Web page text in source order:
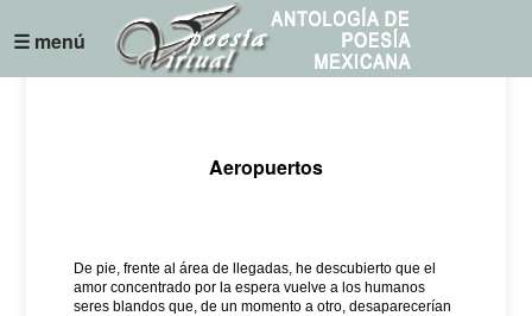
☰ menú
Aeropuertos
De pie, frente al área de llegadas, he descubierto que el
amor concentrado por la espera vuelve a los humanos
seres blandos que, de un momento a otro, desaparecerían